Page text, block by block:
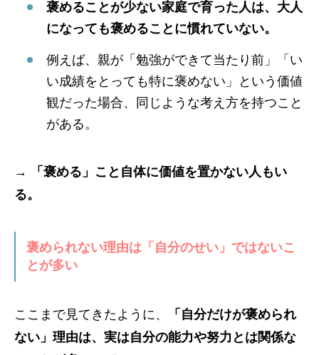
褒めることが少ない家庭で育った人は、大人
になっても褒めることに慣れていない。
例えば、親が「勉強ができて当たり前」「い
い成績をとっても特に褒めない」という価値
観だった場合、同じような考え方を持つこと
がある。
→
「褒める」こと自体に価値を置かない人もい
る。
褒められない理由は「自分のせい」ではないこ
とが多い
ここまで見てきたように、
「自分だけが褒められ
ない」理由は、実は自分の能力や努力とは関係な